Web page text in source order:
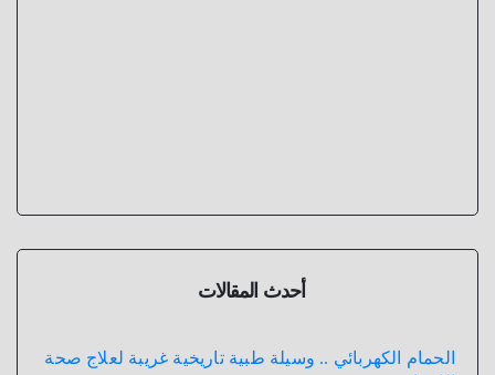
أحدث المقالات
الحمام الكهربائي .. وسيلة طبية تاريخية غريبة لعلاج صحة